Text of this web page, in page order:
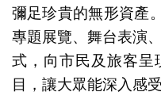
彌足珍貴的無形資產
專題展覽、舞台表演
式，向市民及旅客呈
目，讓大眾能深入感